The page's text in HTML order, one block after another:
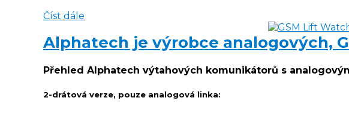
Číst dále
Alphatech je výrobce analogových,
Přehled Alphatech výtahových komunikátorů s
2-drátová verze, pouze analogová linka: